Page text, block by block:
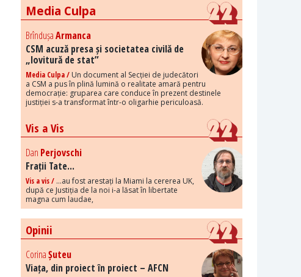
Media Culpa
BrîndușaArmanca
CSM acuză presa și societatea civilă de
„lovitură de stat”
Media Culpa / Un document al Secției de judecători
a CSM a pus în plină lumină o realitate amară pentru
democrație: gruparea care conduce în prezent destinele
justiției s-a transformat într-o oligarhie periculoasă.
Vis a Vis
Dan Perjovschi
Frații Tate...
Vis a vis / ...au fost arestați la Miami la cererea UK,
după ce Justiția de la noi i-a lăsat în libertate
magna cum laudae,
Opinii
CorinaȘuteu
Viața, din proiect în proiect – AFCN